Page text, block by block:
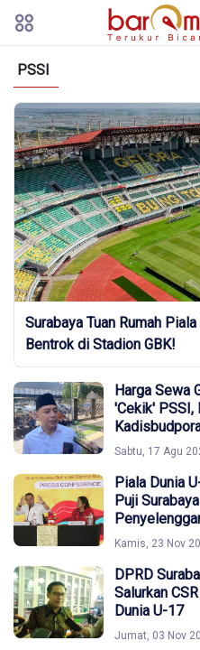
PSSI
Surabaya Tuan Rumah
Bentrok di Stadion GBK!
Harga Sewa
'Cekik' PSSI,
Sabtu, 17 Agu
Piala Dunia
Puji
Kamis, 23 Nov
DPRD
Salurkan
Dunia U-17
Jumat, 03 Nov